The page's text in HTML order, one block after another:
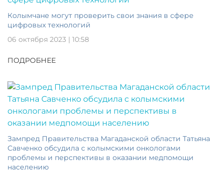
Колымчане могут проверить свои знания в сфере
цифровых технологий
06 октября 2023 | 10:58
ПОДРОБНЕЕ
Зампред Правительства Магаданской области Татьяна
Савченко обсудила с колымскими онкологами
проблемы и перспективы в оказании медпомощи
населению